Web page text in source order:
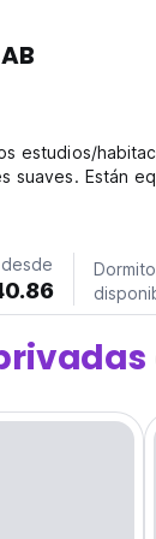
estudios/
suaves. Están